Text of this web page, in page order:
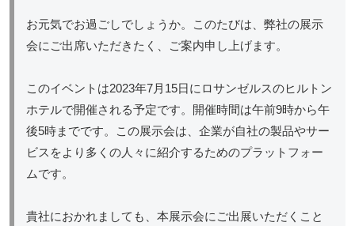
お元気でお過ごしでしょうか。このたびは、弊社の展示
会にご出席いただきたく、ご案内申し上げます。
このイベントは2023年7月15日にロサンゼルスのヒルトン
ホテルで開催される予定です。開催時間は午前9時から午
後5時までです。この展示会は、企業が自社の製品やサー
ビスをより多くの人々に紹介するためのプラットフォー
ムです。
貴社におかれましても、本展示会にご出展いただくこと